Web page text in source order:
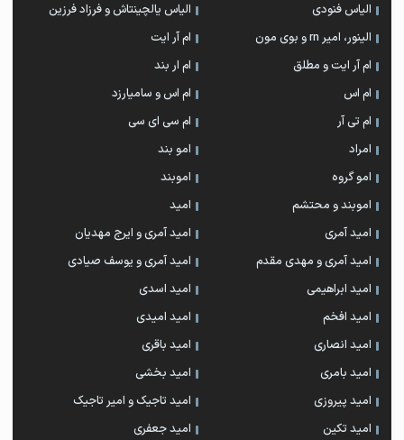
الیاس فنودی
الیاس یالچینتاش و فرزاد فرزین
الینور، امیر rn و بوی مون
ام آر ایت
ام آر ایت و مطلق
ام‌ ار بند
ام اس
ام اس و سامیارزد
ام تی آر
ام سی ای سی
امراد
امو بند
امو گروه
اموبند
اموبند و محتشم
امید
امید آمری
امید آمری و ایرج مهدیان
امید آمری و مهدی مقدم
امید آمری و یوسف صیادی
امید ابراهیمی
امید اسدی
امید افخم
امید امیدی
امید انصاری
امید باقری
امید بامری
امید بخشی
امید پیروزی
امید تاجیک و امیر تاجیک
امید تکین
امید جعفری